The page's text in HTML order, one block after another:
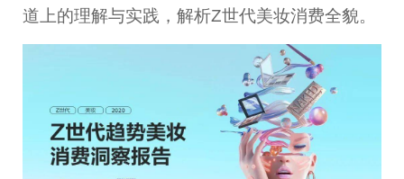
道上的理解与实践，解析Z世代美妆消费全貌。